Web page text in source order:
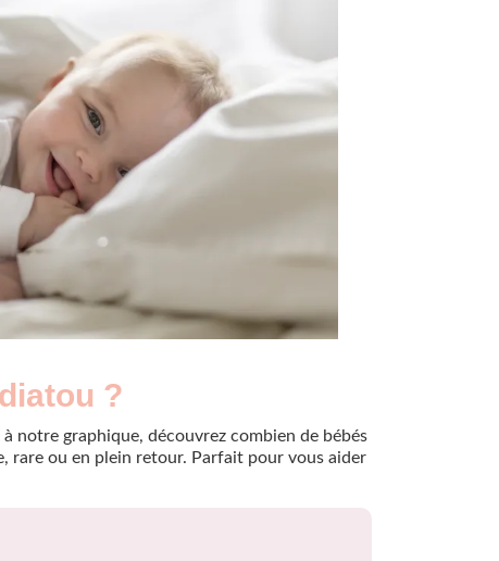
?
notre graphique, découvrez combien de bébés
rare ou en plein retour. Parfait pour vous aider